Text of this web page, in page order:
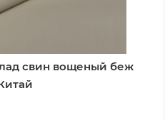
свин вощеный беж